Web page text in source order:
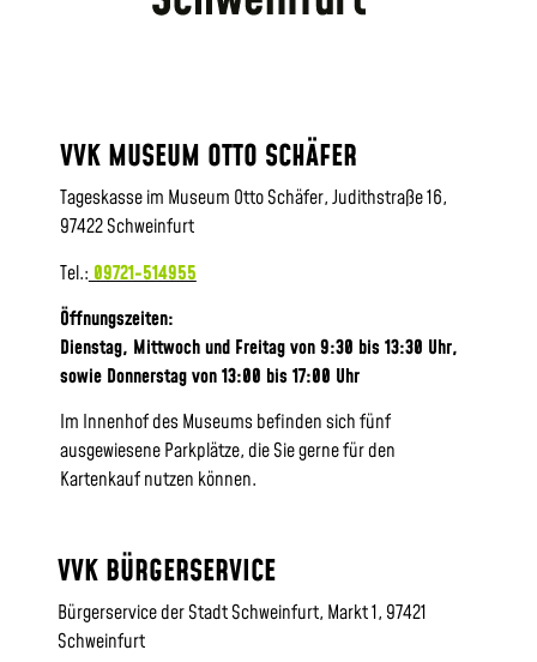
VVK MUSEUM OTTO SCHÄFER
Tageskasse im Museum Otto Schäfer, Judithstraße 16,
97422 Schweinfurt
Tel.: 09721-514955
Öffnungszeiten:
Dienstag, Mittwoch und Freitag von 9:30 bis 13:30 Uhr,
sowie Donnerstag von 13:00 bis 17:00 Uhr
Im Innenhof des Museums befinden sich fünf
ausgewiesene Parkplätze, die Sie gerne für den
Kartenkauf nutzen können.
VVK BÜRGERSERVICE
Bürgerservice der Stadt Schweinfurt, Markt 1, 97421
Schweinfurt